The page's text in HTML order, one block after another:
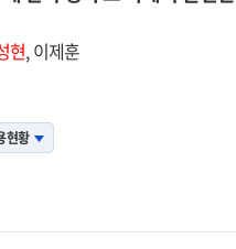
현, 이제훈
현황